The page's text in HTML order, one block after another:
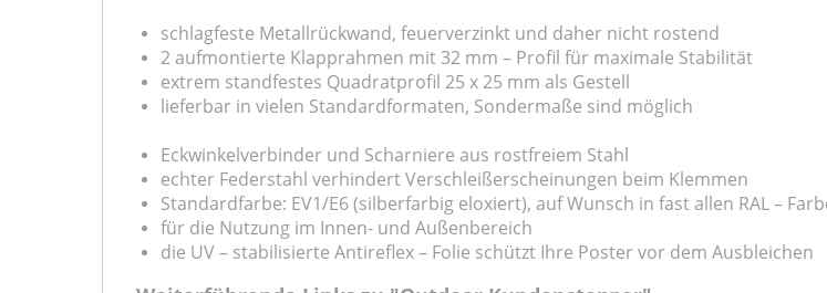
schlagfeste Metallrückwand, feuerverzinkt und daher nicht rostend
2 aufmontierte Klapprahmen mit 32 mm – Profil für maximale Stabilität
extrem standfestes Quadratprofil 25 x 25 mm als Gestell
lieferbar in vielen Standardformaten, Sondermaße sind möglich
Eckwinkelverbinder und Scharniere aus rostfreiem Stahl
echter Federstahl verhindert Verschleißerscheinungen beim Klemmen
Standardfarbe: EV1/E6 (silberfarbig eloxiert), auf Wunsch in fast allen RAL –
für die Nutzung im Innen- und Außenbereich
die UV – stabilisierte Antireflex – Folie schützt Ihre Poster vor dem Ausbleichen